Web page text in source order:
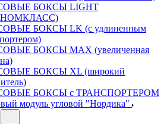
БОКСЫ LIGHT
БОКСЫ LK (с удлиненным
БОКСЫ MAX (увеличенная
БОКСЫ XL (широкий
БОКСЫ с ТРАНСПОРТЕРОМ
модуль угловой "Нордика"